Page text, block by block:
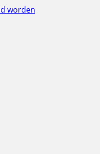
worden